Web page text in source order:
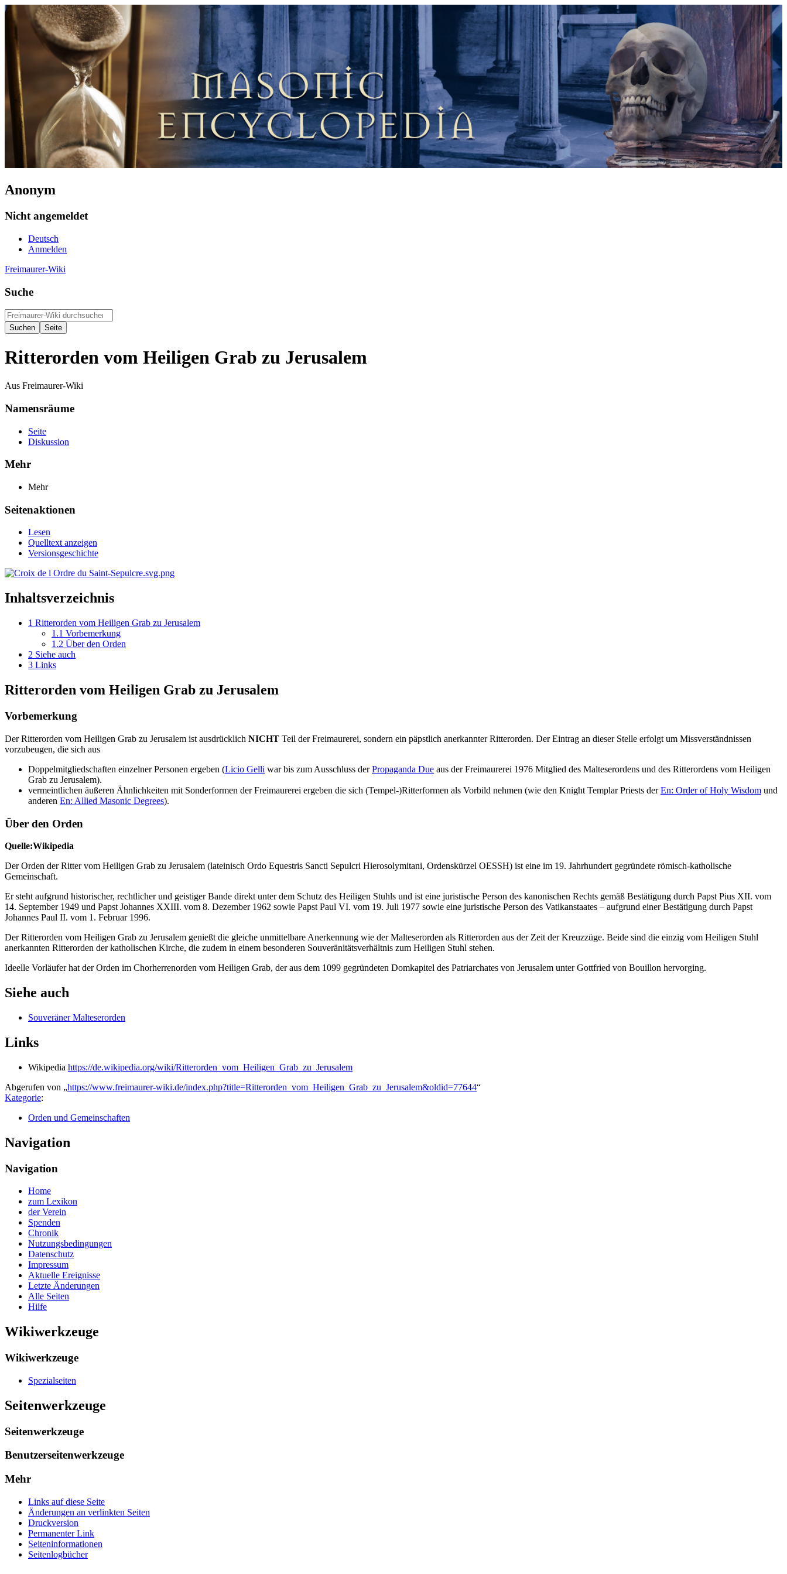
Anonym
Nicht angemeldet
Deutsch
Anmelden
Freimaurer-Wiki
Suche
Ritterorden vom Heiligen Grab zu Jerusalem
Aus Freimaurer-Wiki
Namensräume
Seite
Diskussion
Mehr
Mehr
Seitenaktionen
Lesen
Quelltext anzeigen
Versionsgeschichte
Inhaltsverzeichnis
1 Ritterorden vom Heiligen Grab zu Jerusalem
1.1 Vorbemerkung
1.2 Über den Orden
2 Siehe auch
3 Links
Ritterorden vom Heiligen Grab zu Jerusalem
Vorbemerkung
Der Ritterorden vom Heiligen Grab zu Jerusalem ist ausdrücklich NICHT Teil der Freimaurerei, sondern ein päpstlich anerkannter Ritterorden. Der Eintrag an dieser Stelle erfolgt um Missverständnissen
vorzubeugen, die sich aus
Doppelmitgliedschaften einzelner Personen ergeben (Licio Gelli war bis zum Ausschluss derPropaganda Due aus der Freimaurerei 1976 Mitglied des Malteserordens und des Ritterordens vom Heiligen
Grab zu Jerusalem).
vermeintlichen äußeren Ähnlichkeiten mit Sonderformen der Freimaurerei ergeben die sich (Tempel-)Ritterformen als Vorbild nehmen (wie den Knight Templar Priests derEn: Order of Holy Wisdom und
anderen En: Allied Masonic Degrees).
Über den Orden
Quelle:Wikipedia
Der Orden der Ritter vom Heiligen Grab zu Jerusalem (lateinisch Ordo Equestris Sancti Sepulcri Hierosolymitani, Ordenskürzel OESSH) ist eine im 19. Jahrhundert gegründete römisch-katholische
Gemeinschaft.
Er steht aufgrund historischer, rechtlicher und geistiger Bande direkt unter dem Schutz des Heiligen Stuhls und ist eine juristische Person des kanonischen Rechts gemäß Bestätigung durch Papst Pius XII. vom
14. September 1949 und Papst Johannes XXIII. vom 8. Dezember 1962 sowie Papst Paul VI. vom 19. Juli 1977 sowie eine juristische Person des Vatikanstaates – aufgrund einer Bestätigung durch Papst
Johannes Paul II. vom 1. Februar 1996.
Der Ritterorden vom Heiligen Grab zu Jerusalem genießt die gleiche unmittelbare Anerkennung wie der Malteserorden als Ritterorden aus der Zeit der Kreuzzüge. Beide sind die einzig vom Heiligen Stuhl
anerkannten Ritterorden der katholischen Kirche, die zudem in einem besonderen Souveränitätsverhältnis zum Heiligen Stuhl stehen.
Ideelle Vorläufer hat der Orden im Chorherrenorden vom Heiligen Grab, der aus dem 1099 gegründeten Domkapitel des Patriarchates von Jerusalem unter Gottfried von Bouillon hervorging.
Siehe auch
Souveräner Malteserorden
Links
Wikipedia https://de.wikipedia.org/wiki/Ritterorden_vom_Heiligen_Grab_zu_Jerusalem
Abgerufen von „https://www.freimaurer-wiki.de/index.php?title=Ritterorden_vom_Heiligen_Grab_zu_Jerusalem&oldid=77644“
Kategorie:
Orden und Gemeinschaften
Navigation
Navigation
Home
zum Lexikon
der Verein
Spenden
Chronik
Nutzungsbedingungen
Datenschutz
Impressum
Aktuelle Ereignisse
Letzte Änderungen
Alle Seiten
Hilfe
Wikiwerkzeuge
Wikiwerkzeuge
Spezialseiten
Seitenwerkzeuge
Seitenwerkzeuge
Benutzerseitenwerkzeuge
Mehr
Links auf diese Seite
Änderungen an verlinkten Seiten
Druckversion
Permanenter Link
Seiten­­informationen
Seitenlogbücher